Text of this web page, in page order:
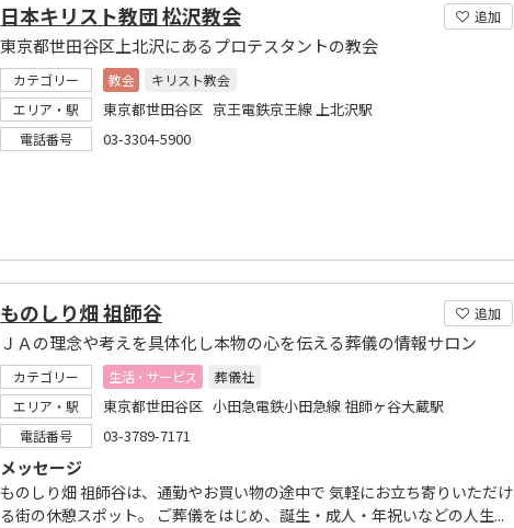
追加
日本キリスト教団 松沢教会
東京都世田谷区上北沢にあるプロテスタントの教会
カテゴリー 教会
キリスト教会
エリア・駅
東京都世田谷区 京王電鉄京王線 上北沢駅
電話番号 03-3304-5900
追加
ものしり畑 祖師谷
ＪＡの理念や考えを具体化し本物の心を伝える葬儀の情報サロン
カテゴリー 生活・サービス
葬儀社
エリア・駅
東京都世田谷区 小田急電鉄小田急線 祖師ヶ谷大蔵駅
電話番号 03-3789-7171
メッセージ
ものしり畑 祖師谷は、通勤やお買い物の途中で 気軽にお立ち寄りいただけ
る街の休憩スポット。 ご葬儀をはじめ、誕生・成人・年祝いなどの人生...